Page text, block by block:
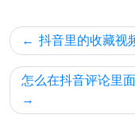
文
章
导
航
抖音里的收藏视
怎么在抖音评论里